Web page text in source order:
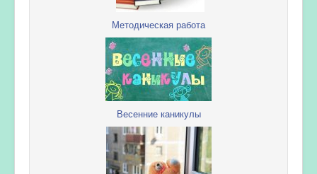
Методическая работа
Весенние каникулы